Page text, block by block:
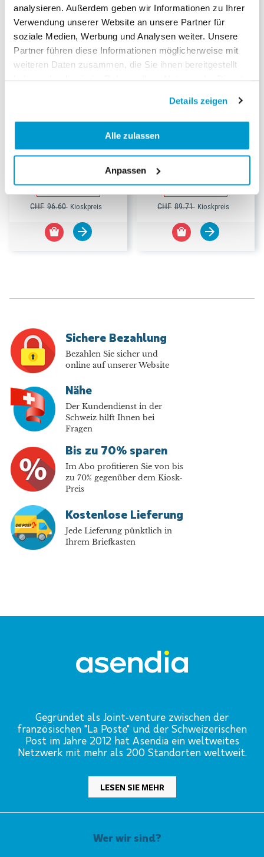
analysieren. Außerdem geben wir Informationen zu Ihrer
Verwendung unserer Website an unsere Partner für
soziale Medien, Werbung und Analysen weiter. Unsere
Partner führen diese Informationen möglicherweise mit
weiteren Daten zusammen, die Sie ihnen bereitgestellt
Details zeigen
Alle zulassen
Anpassen
-30%
BRAVO Abo
CHF 67.00
CHF 96.60 Kioskpreis
BRAVO Sport Abo
CHF 67.00
CHF 89.71 Kioskpreis
Sichere Bezahlung
Bezahlen Sie sicher und
online auf unserer Website
Nähe
Der Kundendienst in der
Schweiz hilft Ihnen bei
Fragen
Bis zu 70% sparen
Im Abo profitieren Sie von bis
zu 70% gegenüber dem Kiosk-
Preis
Kostenlose Lieferung
Jede Lieferung pünktlich in
Ihrem Briefkasten
Gegründet als Joint-venture zwischen der
französischen "La Poste" und der Schweizerischen
Post im Jahre 2012 hat Asendia ein weltweites
Netzwerk mit mehr als 200 Standorten weltweit.
LESEN SIE MEHR
Wer wir sind?